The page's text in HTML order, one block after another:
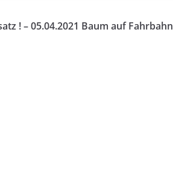
! – 05.04.2021 Baum auf Fahrbahn